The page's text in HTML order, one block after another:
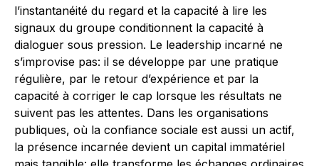
l’instantanéité du regard et la capacité à lire les
signaux du groupe conditionnent la capacité à
dialoguer sous pression. Le leadership incarné ne
s’improvise pas: il se développe par une pratique
régulière, par le retour d’expérience et par la
capacité à corriger le cap lorsque les résultats ne
suivent pas les attentes. Dans les organisations
publiques, où la confiance sociale est aussi un actif,
la présence incarnée devient un capital immatériel